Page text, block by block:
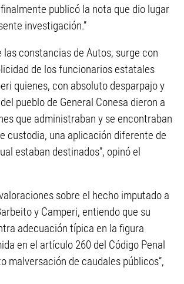
publicó la nota que dio lugar
investigación.”
las constancias de Autos, surge con
de los funcionarios estatales
quienes, con absoluto desparpajo y
pueblo de General Conesa dieron a
que administraban y se encontraban
custodia, una aplicación diferente de
estaban destinados”, opinó el
sobre el hecho imputado a
y Camperi, entiendo que su
adecuación típica en la figura
en el artículo 260 del Código Penal
malversación de caudales públicos”,